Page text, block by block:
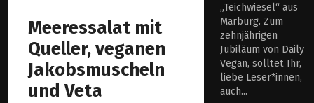
Meeressalat mit
Queller, veganen
Jakobsmuscheln
und Veta
„Teichwiesel“ aus
Marburg. Zum
zehnjährigen
Jubiläum von Daily
Vegan, solltet Ihr,
liebe Leser*innen,
auch...